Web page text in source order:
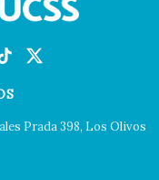
Prada 398, Los Olivos